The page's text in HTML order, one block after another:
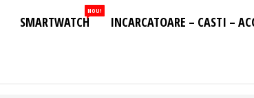
SMARTWATCH
NOU!
INCARCATOARE – CASTI –